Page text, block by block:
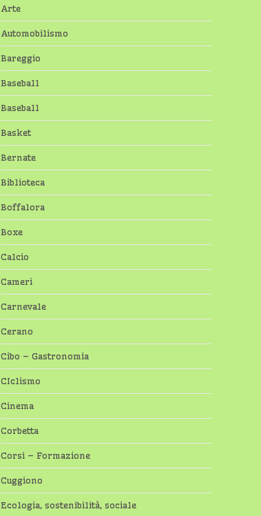
Arte
Automobilismo
Bareggio
Baseball
Baseball
Basket
Bernate
Biblioteca
Boffalora
Boxe
Calcio
Cameri
Carnevale
Cerano
Cibo – Gastronomia
CIclismo
Cinema
Corbetta
Corsi – Formazione
Cuggiono
Ecologia, sostenibilità, sociale